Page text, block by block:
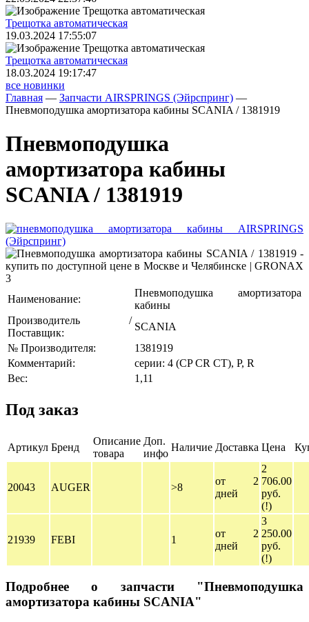
Трещoтка автоматическая
19.03.2024 17:55:07
Трещoтка автоматическая
18.03.2024 19:17:47
все новинки
Главная — Запчасти AIRSPRINGS (Эйрспринг) —
Пневмоподушка амортизатора кабины SCANIA / 1381919
Пневмоподушка
амортизатора кабины
SCANIA / 1381919
Наименование:
Пневмоподушка амортизатора
кабины
Производитель /
Поставщик:
SCANIA
№ Производителя:
1381919
Комментарий:
серии: 4 (CP CR CT), P, R
Вес:
1,11
Под заказ
Артикул Бренд
Описание
товара
Доп.
инфо
Наличие Доставка Цена
20043 AUGER >8
от 2
дней
2
706.00
руб.
(!)
21939 FEBI 1
от 2
дней
3
250.00
руб.
(!)
Подробнее о запчасти "Пневмоподушка
амортизатора кабины SCANIA"